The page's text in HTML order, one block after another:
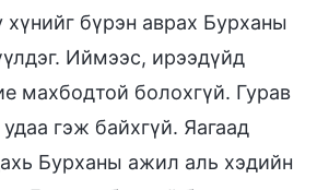
бүрэн аврах Бурханы
Иймээс, ирээдүйд
махбодтой болохгүй. Гурав
гэж байхгүй. Яагаад
Бурханы ажил аль хэдийн